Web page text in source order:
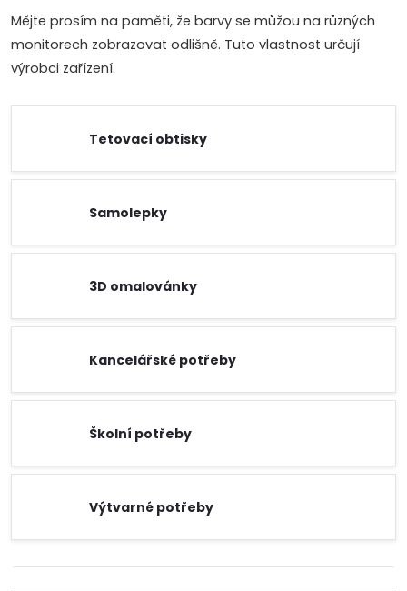
Mějte prosím na paměti, že barvy se můžou na různých
monitorech zobrazovat odlišně. Tuto vlastnost určují
výrobci zařízení.
Tetovací obtisky
Samolepky
3D omalovánky
Kancelářské potřeby
Školní potřeby
Výtvarné potřeby